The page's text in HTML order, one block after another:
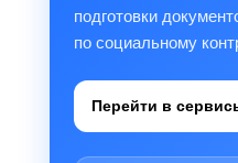
подготовки
по социальному
Перейти в